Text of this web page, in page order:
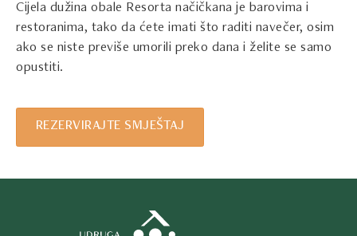
Cijela dužina obale Resorta načičkana je barovima i
restoranima, tako da ćete imati što raditi navečer, osim
ako se niste previše umorili preko dana i želite se samo
opustiti.
REZERVIRAJTE SMJEŠTAJ